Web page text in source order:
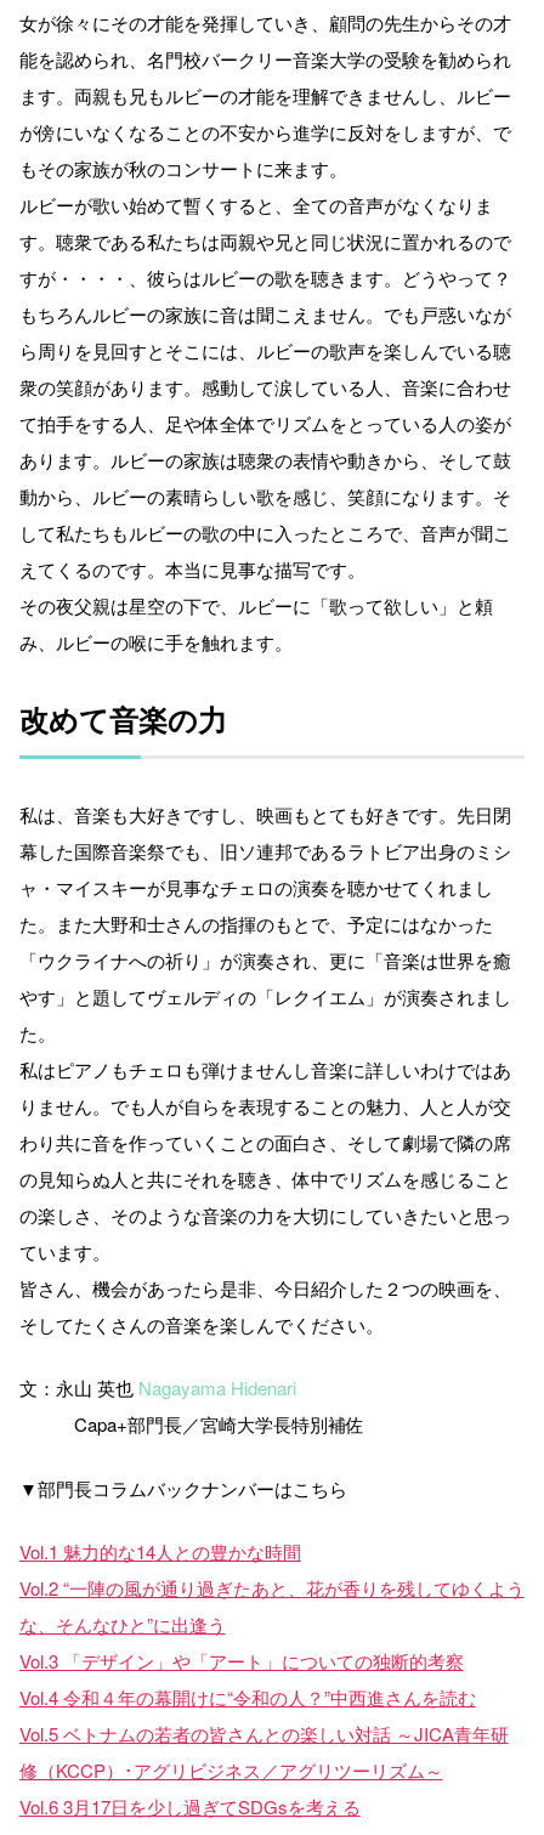
女が徐々にその才能を発揮していき、顧問の先生からその才
能を認められ、名門校バークリー音楽大学の受験を勧められ
ます。両親も兄もルビーの才能を理解できませんし、ルビー
が傍にいなくなることの不安から進学に反対をしますが、で
もその家族が秋のコンサートに来ます。
ルビーが歌い始めて暫くすると、全ての音声がなくなりま
す。聴衆である私たちは両親や兄と同じ状況に置かれるので
すが・・・・、彼らはルビーの歌を聴きます。どうやって？
もちろんルビーの家族に音は聞こえません。でも戸惑いなが
ら周りを見回すとそこには、ルビーの歌声を楽しんでいる聴
衆の笑顔があります。感動して涙している人、音楽に合わせ
て拍手をする人、足や体全体でリズムをとっている人の姿が
あります。ルビーの家族は聴衆の表情や動きから、そして鼓
動から、ルビーの素晴らしい歌を感じ、笑顔になります。そ
して私たちもルビーの歌の中に入ったところで、音声が聞こ
えてくるのです。本当に見事な描写です。
その夜父親は星空の下で、ルビーに「歌って欲しい」と頼
み、ルビーの喉に手を触れます。
改めて音楽の力
私は、音楽も大好きですし、映画もとても好きです。先日閉
幕した国際音楽祭でも、旧ソ連邦であるラトビア出身のミシ
ャ・マイスキーが見事なチェロの演奏を聴かせてくれまし
た。また大野和士さんの指揮のもとで、予定にはなかった
「ウクライナへの祈り」が演奏され、更に「音楽は世界を癒
やす」と題してヴェルディの「レクイエム」が演奏されまし
た。
私はピアノもチェロも弾けませんし音楽に詳しいわけではあ
りません。でも人が自らを表現することの魅力、人と人が交
わり共に音を作っていくことの面白さ、そして劇場で隣の席
の見知らぬ人と共にそれを聴き、体中でリズムを感じること
の楽しさ、そのような音楽の力を大切にしていきたいと思っ
ています。
皆さん、機会があったら是非、今日紹介した２つの映画を、
そしてたくさんの音楽を楽しんでください。
文：永山 英也 Nagayama Hidenari
Capa+部門長／宮崎大学長特別補佐
▼部門長コラムバックナンバーはこちら
Vol.1 魅力的な14人との豊かな時間
Vol.2 “一陣の風が通り過ぎたあと、花が香りを残してゆくよう
な、そんなひと”に出逢う
Vol.3 「デザイン」や「アート」についての独断的考察
Vol.4 令和４年の幕開けに“令和の人？”中西進さんを読む
Vol.5 ベトナムの若者の皆さんとの楽しい対話 ～JICA青年研
修（KCCP）･アグリビジネス／アグリツーリズム～
Vol.6 3月17日を少し過ぎてSDGsを考える